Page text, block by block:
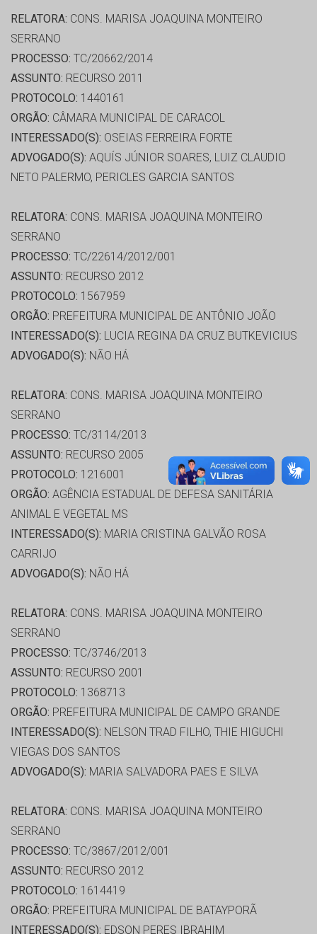
RELATORA: CONS. MARISA JOAQUINA MONTEIRO
SERRANO
PROCESSO: TC/20662/2014
ASSUNTO: RECURSO 2011
PROTOCOLO: 1440161
ORGÃO: CÂMARA MUNICIPAL DE CARACOL
INTERESSADO(S): OSEIAS FERREIRA FORTE
ADVOGADO(S): AQUÍS JÚNIOR SOARES, LUIZ CLAUDIO
NETO PALERMO, PERICLES GARCIA SANTOS
RELATORA: CONS. MARISA JOAQUINA MONTEIRO
SERRANO
PROCESSO: TC/22614/2012/001
ASSUNTO: RECURSO 2012
PROTOCOLO: 1567959
ORGÃO: PREFEITURA MUNICIPAL DE ANTÔNIO JOÃO
INTERESSADO(S): LUCIA REGINA DA CRUZ BUTKEVICIUS
ADVOGADO(S): NÃO HÁ
RELATORA: CONS. MARISA JOAQUINA MONTEIRO
SERRANO
PROCESSO: TC/3114/2013
ASSUNTO: RECURSO 2005
PROTOCOLO: 1216001
ORGÃO: AGÊNCIA ESTADUAL DE DEFESA SANITÁRIA
ANIMAL E VEGETAL MS
INTERESSADO(S): MARIA CRISTINA GALVÃO ROSA
CARRIJO
ADVOGADO(S): NÃO HÁ
RELATORA: CONS. MARISA JOAQUINA MONTEIRO
SERRANO
PROCESSO: TC/3746/2013
ASSUNTO: RECURSO 2001
PROTOCOLO: 1368713
ORGÃO: PREFEITURA MUNICIPAL DE CAMPO GRANDE
INTERESSADO(S): NELSON TRAD FILHO, THIE HIGUCHI
VIEGAS DOS SANTOS
ADVOGADO(S): MARIA SALVADORA PAES E SILVA
RELATORA: CONS. MARISA JOAQUINA MONTEIRO
SERRANO
PROCESSO: TC/3867/2012/001
ASSUNTO: RECURSO 2012
PROTOCOLO: 1614419
ORGÃO: PREFEITURA MUNICIPAL DE BATAYPORÃ
INTERESSADO(S): EDSON PERES IBRAHIM